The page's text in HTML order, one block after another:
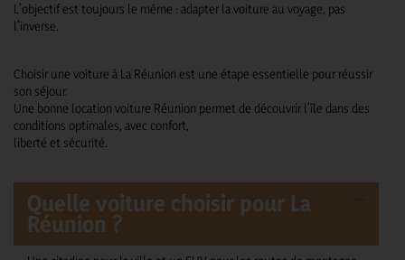
L’objectif est toujours le même : adapter la voiture au voyage, pas
l’inverse.
Choisir une voiture à La Réunion est une étape essentielle pour réussir
son séjour.
Une bonne location voiture Réunion permet de découvrir l’île dans des
conditions optimales, avec confort,
liberté et sécurité.
Quelle voiture choisir pour La
Réunion ?